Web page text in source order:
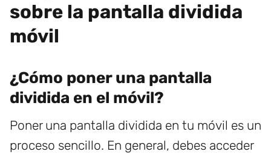
sobre la pantalla dividida
móvil
¿Cómo poner una pantalla
dividida en el móvil?
Poner una pantalla dividida en tu móvil es un
proceso sencillo. En general, debes acceder